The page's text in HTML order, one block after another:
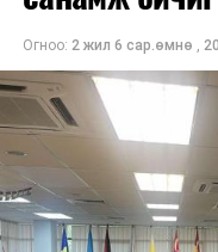
Огноо: 2 жил 6 сар.өмнө ,